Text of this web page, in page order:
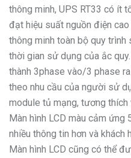
thông minh, UPS RT33 có ít
đạt hiệu suất nguồn điện
thông minh toàn bộ quy trình
thời gian sử dụng của ắc
thành 3phase vào/3 phase
theo nhu cầu của người sử
module tủ mạng, tương
Màn hình LCD màu cảm ứng
nhiều thông tin hơn và khách
Màn hình LCD cũng có thể